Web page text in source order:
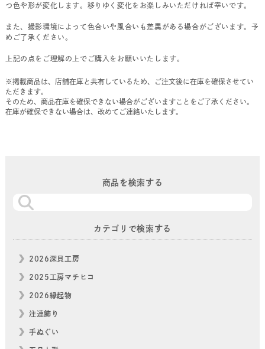
つ色や形が変化します。移りゆく変化をお楽しみいただければ幸いです。
また、撮影環境によって色合いや風合いも差異がある場合がございます。予
めご了承ください。
上記の点をご理解の上でご購入をお願いいたします。
※掲載商品は、店舗在庫と共有しているため、ご注文後に在庫を確保させてい
ただきます。
そのため、商品在庫を確保できない場合がございますことをご了承ください。
在庫が確保できない場合は、改めてご連絡いたします。
商品を検索する
カテゴリで検索する
2026深貝工房
2025工房マチヒコ
2026縁起物
注連飾り
手ぬぐい